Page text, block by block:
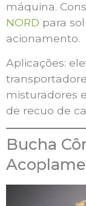
máquina.
NORD para
acionamento.
Aplicações:
misturadores
de recuo de
Bucha